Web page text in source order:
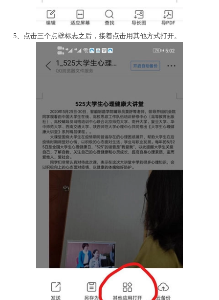
5、点击三个点壁标志之后，接着点击用其他方式打开。